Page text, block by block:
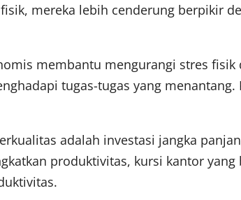
mereka lebih cenderung berpikir
membantu mengurangi stres
tugas-tugas yang
adalah investasi jangka
produktivitas, kursi kantor